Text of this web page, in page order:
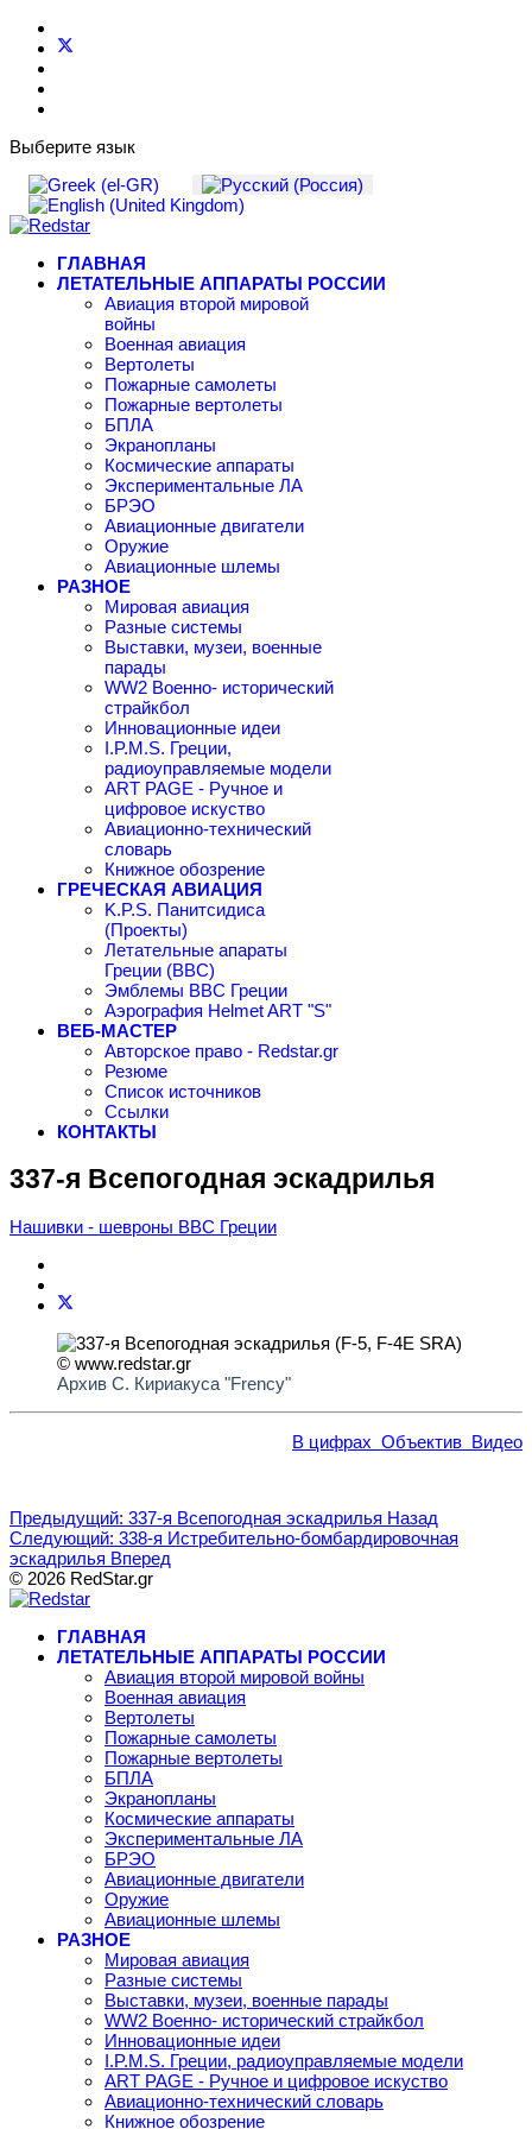
Выберите язык
ГЛАВНАЯ
ЛЕТАТЕЛЬНЫЕ АППАРАТЫ РОССИИ
Авиация второй мировой
войны
Военная авиация
Вертолеты
Пожарные самолеты
Пожарные вертолеты
БПЛА
Экранопланы
Космические аппараты
Экспериментальные ЛА
БРЭО
Авиационные двигатели
Оружие
Авиационные шлемы
РАЗНОЕ
Мировая авиация
Разные системы
Выставки, музеи, военные
парады
WW2 Военно- исторический
страйкбол
Инновационные идеи
I.P.M.S. Греции,
радиоуправляемые модели
ART PAGE - Ручное и
цифровое искуство
Авиационно-технический
словарь
Книжное обозрение
ГРЕЧЕСКАЯ АВИАЦИЯ
K.P.S. Панитсидиса
(Проекты)
Летательные апараты
Греции (ВВС)
Эмблемы ВВС Греции
Аэрография Helmet ART "S"
ВЕБ-МАСТЕР
Авторское право - Redstar.gr
Резюме
Список источников
Ссылки
КОНТАКТЫ
337-я Всепогодная эскадрилья
Нашивки - шевроны ВВС Греции
Архив С. Кириакуса "Frency"
В цифрах Объектив Видео
Предыдущий: 337-я Всепогодная эскадрилья Назад
Следующий: 338-я Истребительно-бомбардировочная
эскадрилья Вперед
© 2026 RedStar.gr
ГЛАВНАЯ
ЛЕТАТЕЛЬНЫЕ АППАРАТЫ РОССИИ
Авиация второй мировой войны
Военная авиация
Вертолеты
Пожарные самолеты
Пожарные вертолеты
БПЛА
Экранопланы
Космические аппараты
Экспериментальные ЛА
БРЭО
Авиационные двигатели
Оружие
Авиационные шлемы
РАЗНОЕ
Мировая авиация
Разные системы
Выставки, музеи, военные парады
WW2 Военно- исторический страйкбол
Инновационные идеи
I.P.M.S. Греции, радиоуправляемые модели
ART PAGE - Ручное и цифровое искуство
Авиационно-технический словарь
Книжное обозрение